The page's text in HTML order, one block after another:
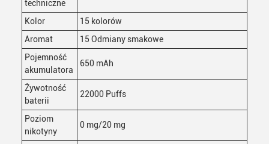
techniczne
Kolor
15 kolorów
Aromat
15 Odmiany smakowe
Pojemność
akumulatora
650 mAh
Żywotność
baterii
22000 Puffs
Poziom
nikotyny
0 mg/20 mg